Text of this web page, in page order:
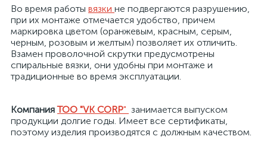
Во время работы вязки не подвергаются разрушению,
при их монтаже отмечается удобство, причем
маркировка цветом (оранжевым, красным, серым,
черным, розовым и желтым) позволяет их отличить.
Взамен проволочной скрутки предусмотрены
спиральные вязки, они удобны при монтаже и
традиционные во время эксплуатации.
КомпанияТОО "VK CORP" занимается выпуском
продукции долгие годы. Имеет все сертификаты,
поэтому изделия производятся с должным качеством.